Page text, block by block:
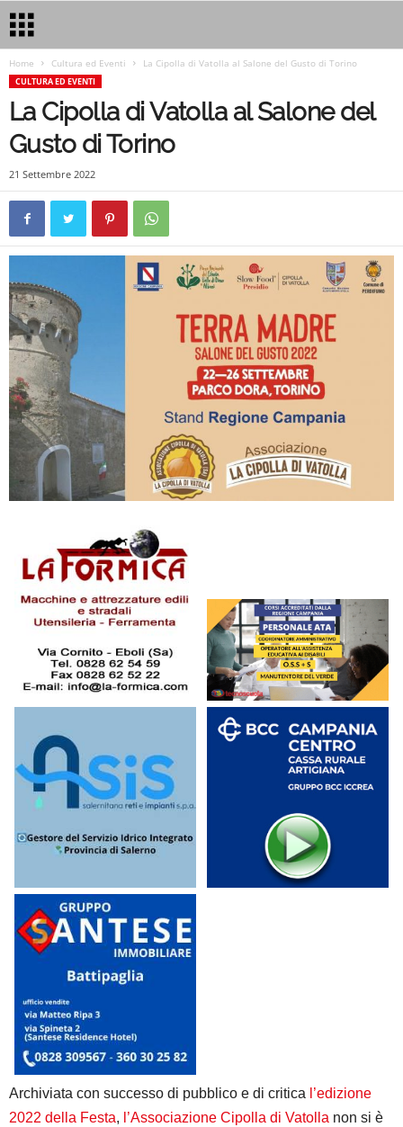
Home Cultura ed Eventi La Cipolla di Vatolla al Salone del Gusto di Torino
CULTURA ED EVENTI
La Cipolla di Vatolla al Salone del
Gusto di Torino
21 Settembre 2022
Archiviata con successo di pubblico e di critica l’edizione
2022 della Festa, l’Associazione Cipolla di Vatolla non si è